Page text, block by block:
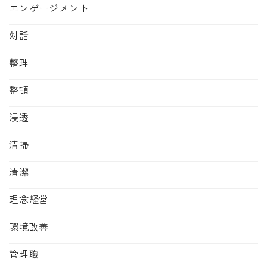
エンゲージメント
対話
整理
整頓
浸透
清掃
清潔
理念経営
環境改善
管理職